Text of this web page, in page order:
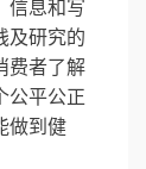
信息和写
及研究的
费者了解
公平公正
做到健